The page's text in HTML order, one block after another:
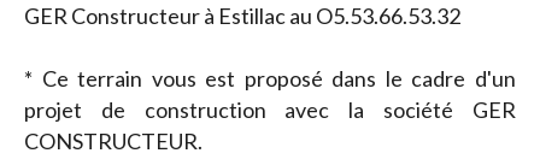
GER Constructeur à Estillac au O5.53.66.53.32
* Ce terrain vous est proposé dans le cadre d'un
projet de construction avec la société GER
CONSTRUCTEUR.